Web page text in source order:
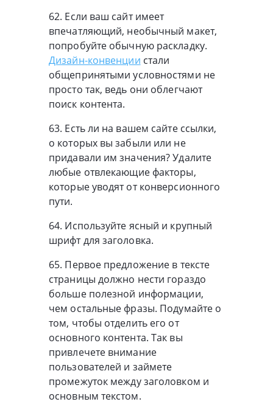
62. Если ваш сайт имеет
впечатляющий, необычный макет,
попробуйте обычную раскладку.
Дизайн-конвенции стали
общепринятыми условностями не
просто так, ведь они облегчают
поиск контента.
63. Есть ли на вашем сайте ссылки,
о которых вы забыли или не
придавали им значения? Удалите
любые отвлекающие факторы,
которые уводят от конверсионного
пути.
64. Используйте ясный и крупный
шрифт для заголовка.
65. Первое предложение в тексте
страницы должно нести гораздо
больше полезной информации,
чем остальные фразы. Подумайте о
том, чтобы отделить его от
основного контента. Так вы
привлечете внимание
пользователей и займете
промежуток между заголовком и
основным текстом.